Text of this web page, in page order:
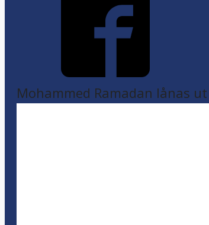
Mohammed Ramadan lånas